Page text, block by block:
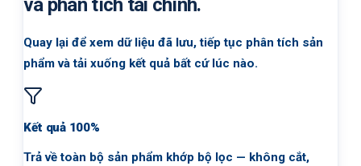
và phân tích tài chính.
Quay lại để xem dữ liệu đã lưu, tiếp tục phân tích sản
phẩm và tải xuống kết quả bất cứ lúc nào.
Kết quả 100%
Trả về toàn bộ sản phẩm khớp bộ lọc — không cắt,